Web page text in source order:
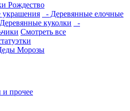
Рождество
- Деревянные елочные
куколки
-
Смотреть все
Морозы
прочее